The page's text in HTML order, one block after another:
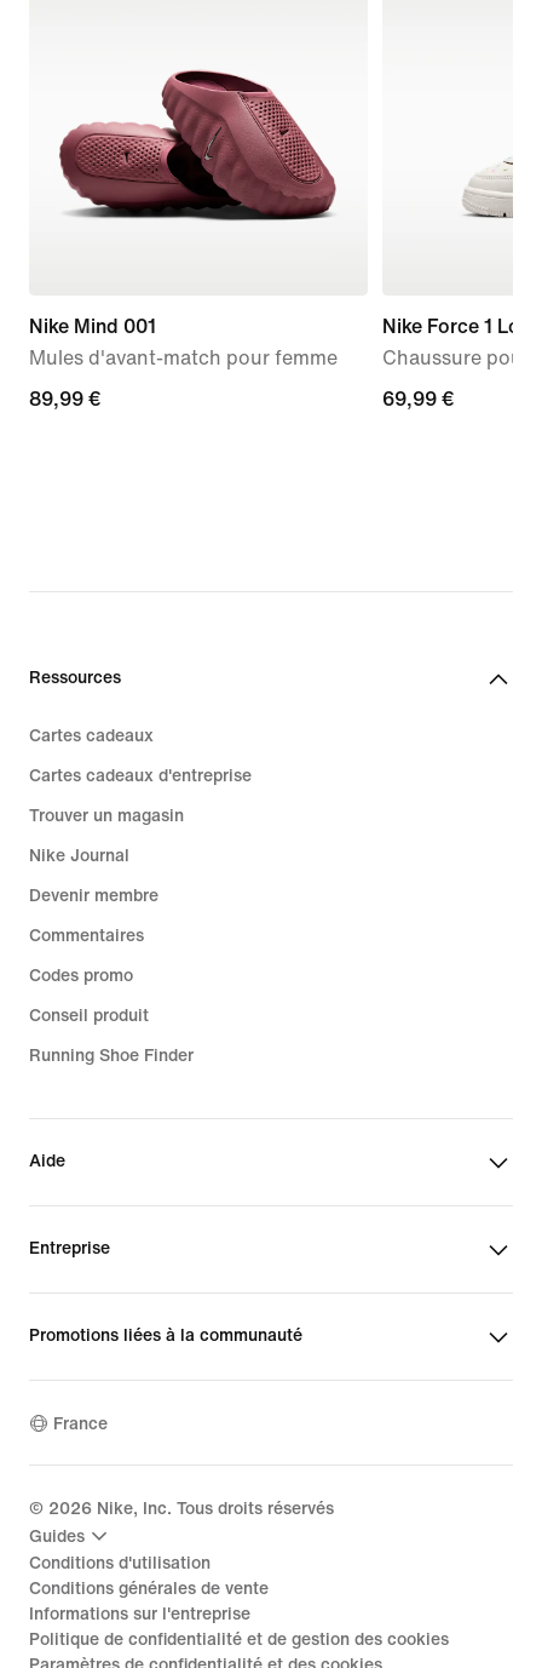
Nike Mind 001
Mules d'avant-match pour femme
89,99 €
89,99 €
Nike Force 1 Low
Chaussure pour
69,99 €
69,99 €
Ressources
Cartes cadeaux
Cartes cadeaux d'entreprise
Trouver un magasin
Nike Journal
Devenir membre
Commentaires
Codes promo
Conseil produit
Running Shoe Finder
Aide
Entreprise
Promotions liées à la communauté
France
© 2026 Nike, Inc. Tous droits réservés
Guides
Conditions d'utilisation
Conditions générales de vente
Informations sur l'entreprise
Politique de confidentialité et de gestion des cookies